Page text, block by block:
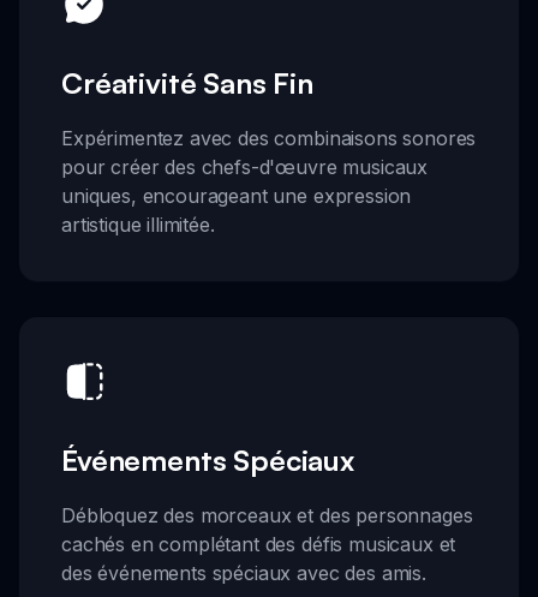
Créativité Sans Fin
Expérimentez avec des combinaisons sonores
pour créer des chefs-d'œuvre musicaux
uniques, encourageant une expression
artistique illimitée.
Événements Spéciaux
Débloquez des morceaux et des personnages
cachés en complétant des défis musicaux et
des événements spéciaux avec des amis.